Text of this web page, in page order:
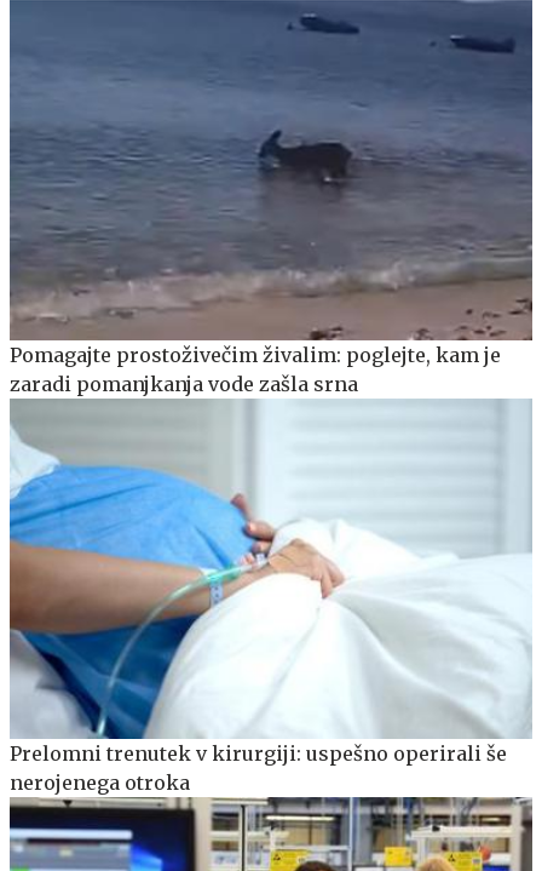
Pomagajte prostoživečim živalim: poglejte, kam je
zaradi pomanjkanja vode zašla srna
Prelomni trenutek v kirurgiji: uspešno operirali še
nerojenega otroka